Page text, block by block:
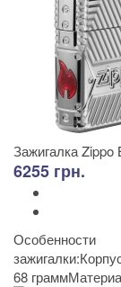
Зажигалка Zippo
6255 грн.
Особенности
68